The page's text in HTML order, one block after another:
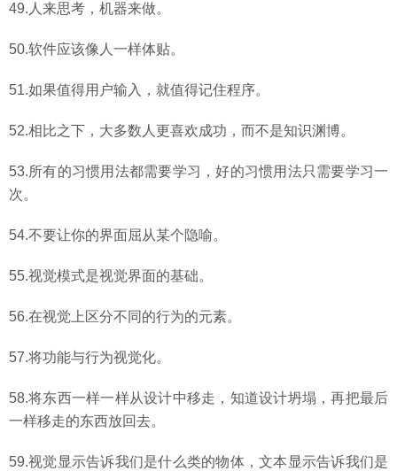
49.人来思考，机器来做。
50.软件应该像人一样体贴。
51.如果值得用户输入，就值得记住程序。
52.相比之下，大多数人更喜欢成功，而不是知识渊博。
53.所有的习惯用法都需要学习，好的习惯用法只需要学习一
次。
54.不要让你的界面屈从某个隐喻。
55.视觉模式是视觉界面的基础。
56.在视觉上区分不同的行为的元素。
57.将功能与行为视觉化。
58.将东西一样一样从设计中移走，知道设计坍塌，再把最后
一样移走的东西放回去。
59.视觉显示告诉我们是什么类的物体，文本显示告诉我们是